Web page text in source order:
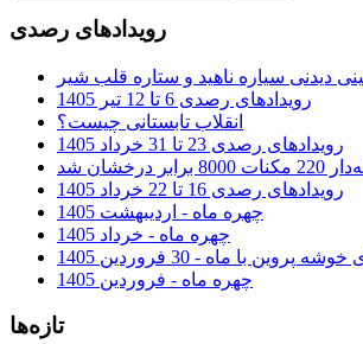
رویدادهای رصدی
دیدنی سیاره ناهید و ستاره قلب شیر
رویدادهای رصدی 6 تا 12 تیر 1405
انقلاب تابستانی چیست؟
رویدادهای رصدی 23 تا 31 خرداد 1405
رویدادهای رصدی 16 تا 22 خرداد 1405
چهره ماه - اردیبهشت 1405
چهره ماه - خرداد 1405
با ماه - 30 فروردین 1405
چهره ماه - فروردین 1405
تازه‌ها